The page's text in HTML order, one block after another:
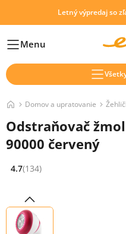
Letný výpredaj so
HlavníMenu
Domov a upratovanie
Odstraňovač
90000 červený
Hodnocení: 4.7 z 5 (134 recenzí)
4.7(134)